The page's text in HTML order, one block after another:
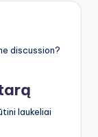
discussion?
laukeliai